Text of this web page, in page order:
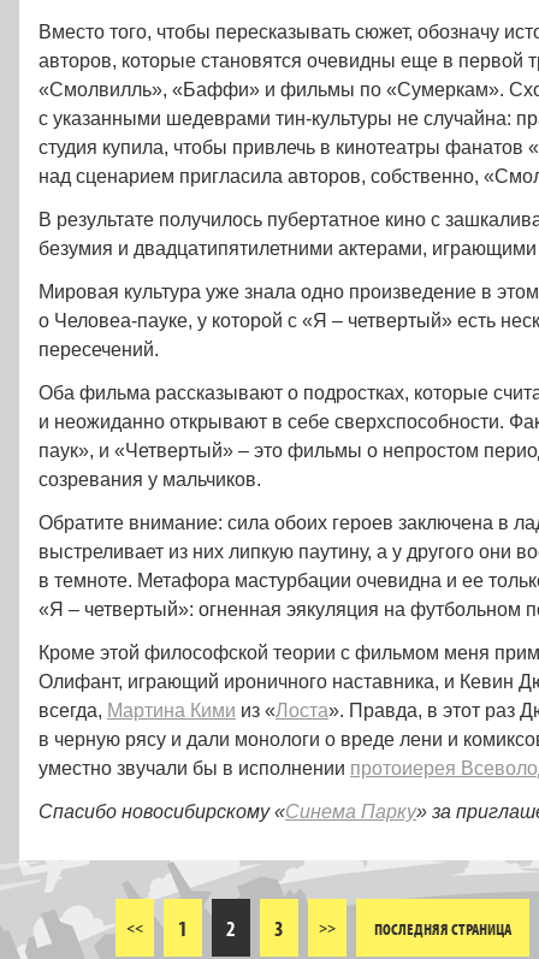
Вместо того, чтобы пересказывать сюжет, обозначу
авторов, которые становятся очевидны еще в первой
«Смолвилль», «Баффи» и фильмы по «Сумеркам».
с указанными шедеврами тин-культуры не случайна:
студия купила, чтобы привлечь в кинотеатры фанатов
над сценарием пригласила авторов, собственно,
В результате получилось пубертатное кино с
безумия и двадцатипятилетними актерами,
Мировая культура уже знала одно произведение в
о Человеа-пауке, у которой с «Я – четвертый» есть
пересечений.
Оба фильма рассказывают о подростках, которые
и неожиданно открывают в себе сверхспособности.
паук», и «Четвертый» – это фильмы о непростом
созревания у мальчиков.
Обратите внимание: сила обоих героев заключена в
выстреливает из них липкую паутину, а у другого они
в темноте. Метафора мастурбации очевидна и ее
«Я – четвертый»: огненная эякуляция на футбольном
Кроме этой философской теории с фильмом меня
Олифант, играющий ироничного наставника, и Кевин
всегда, Мартина Кими из «Лоста». Правда, в этот раз
в черную рясу и дали монологи о вреде лени и
уместно звучали бы в исполнении протоиерея
Спасибо новосибирскому «Синема Парку» за
<< 1 2 3 >> ПОСЛЕДНЯЯ СТРАНИЦА